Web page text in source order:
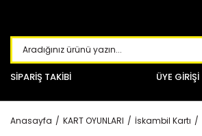
SİPARİŞ TAKİBİ ÜYE GİRİŞİ
Anasayfa KART OYUNLARI İskambil Kartı